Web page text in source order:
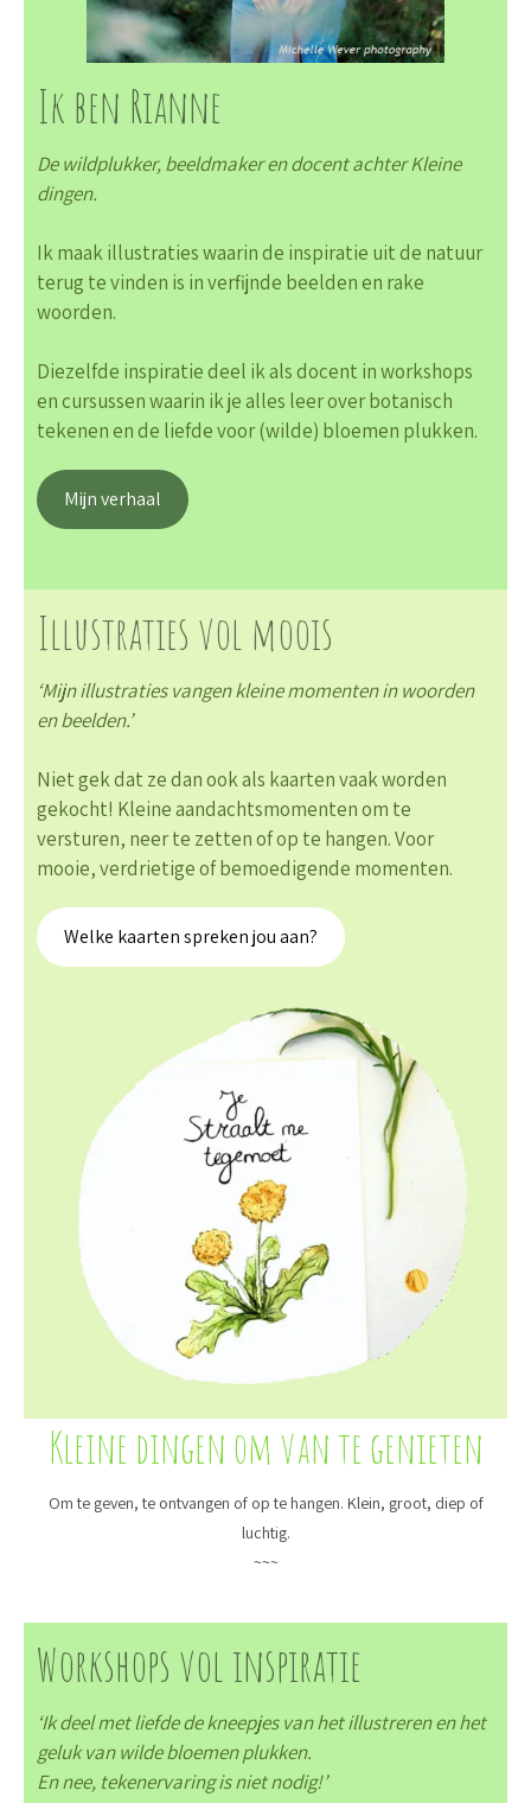
Ik ben Rianne
De wildplukker, beeldmaker en docent achter Kleine
dingen.
Ik maak illustraties waarin de inspiratie uit de natuur
terug te vinden is in verfijnde beelden en rake
woorden.
Diezelfde inspiratie deel ik als docent in workshops
en cursussen waarin ik je alles leer over botanisch
tekenen en de liefde voor (wilde) bloemen plukken.
Mijn verhaal
Illustraties vol moois
‘Mijn illustraties vangen kleine momenten in woorden
en beelden.’
Niet gek dat ze dan ook als kaarten vaak worden
gekocht! Kleine aandachtsmomenten om te
versturen, neer te zetten of op te hangen. Voor
mooie, verdrietige of bemoedigende momenten.
Welke kaarten spreken jou aan?
Kleine dingen om van te genieten
Om te geven, te ontvangen of op te hangen. Klein, groot, diep of
luchtig.
~~~
Workshops vol inspiratie
‘Ik deel met liefde de kneepjes van het illustreren en het
geluk van wilde bloemen plukken.
En nee, tekenervaring is niet nodig!’